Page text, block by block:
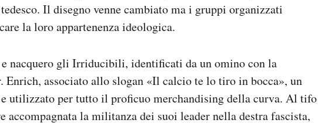
Il disegno venne cambiato ma i gruppi organizzati
la loro appartenenza ideologica.
nacquero gli Irriducibili, identificati da un omino con la
Enrich, associato allo slogan «Il calcio te lo tiro in bocca», un
utilizzato per tutto il proficuo merchandising della curva. Al tifo
accompagnata la militanza dei suoi leader nella destra fascista,